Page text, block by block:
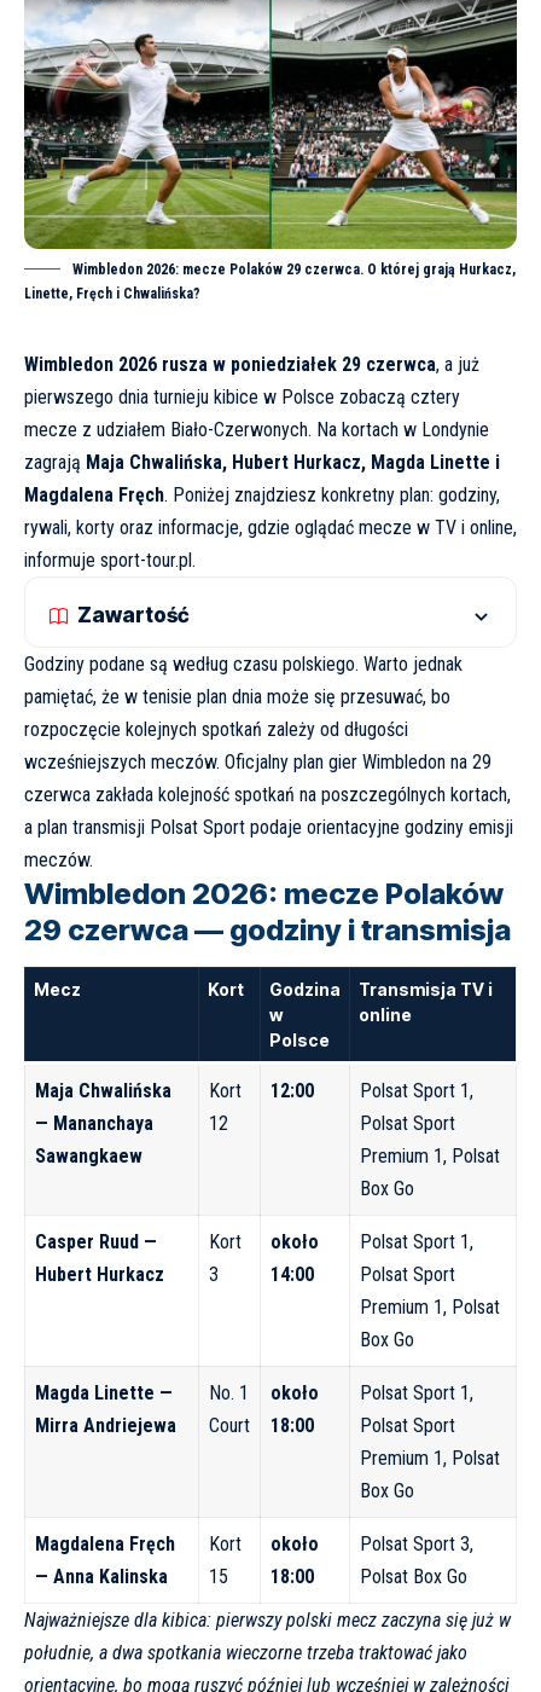
Wimbledon 2026: mecze Polaków 29 czerwca. O której grają Hurkacz,
Linette, Fręch i Chwalińska?
Wimbledon 2026 rusza w poniedziałek 29 czerwca, a już
pierwszego dnia turnieju kibice w Polsce zobaczą cztery
mecze z udziałem Biało-Czerwonych. Na kortach w Londynie
zagrają Maja Chwalińska, Hubert Hurkacz, Magda Linette i
Magdalena Fręch. Poniżej znajdziesz konkretny plan: godziny,
rywali, korty oraz informacje, gdzie oglądać mecze w TV i online,
informuje sport-tour.pl.
Zawartość
Godziny podane są według czasu polskiego. Warto jednak
pamiętać, że w tenisie plan dnia może się przesuwać, bo
rozpoczęcie kolejnych spotkań zależy od długości
wcześniejszych meczów. Oficjalny plan gier Wimbledon na 29
czerwca zakłada kolejność spotkań na poszczególnych kortach,
a plan transmisji Polsat Sport podaje orientacyjne godziny emisji
meczów.
Wimbledon 2026: mecze Polaków
29 czerwca — godziny i transmisja
Mecz Kort
Godzina
w
Polsce
Transmisja TV i
online
Maja Chwalińska
— Mananchaya
Sawangkaew
Kort
12
12:00
Polsat Sport 1,
Polsat Sport
Premium 1, Polsat
Box Go
Casper Ruud —
Hubert Hurkacz
Kort
3
około
14:00
Polsat Sport 1,
Polsat Sport
Premium 1, Polsat
Box Go
Magda Linette —
Mirra Andriejewa
No. 1
Court
około
18:00
Polsat Sport 1,
Polsat Sport
Premium 1, Polsat
Box Go
Magdalena Fręch
— Anna Kalinska
Kort
15
około
18:00
Polsat Sport 3,
Polsat Box Go
Najważniejsze dla kibica: pierwszy polski mecz zaczyna się już w
południe, a dwa spotkania wieczorne trzeba traktować jako
orientacyjne, bo mogą ruszyć później lub wcześniej w zależności